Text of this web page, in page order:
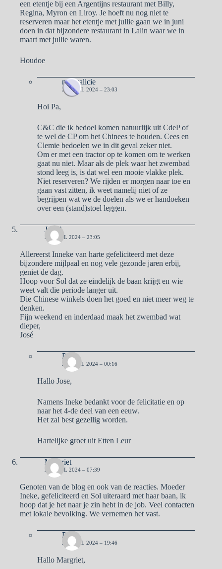
een etentje bij een Argentijns restaurant met Billy,
Regina, Myron en Liroy. Je hoeft nu nog niet te
reserveren maar het etentje met jullie gaan we in juni
doen in dat bijzondere restaurant in Lalin waar we in
maart met jullie waren.
Houdoe
naargalicie
26 APRIL 2024 – 23:03
Hoi Pa,
C&C die ik bedoel komen natuurlijk uit CdeP of
te wel de CP om het Chinees te houden. Cees en
Clemie bedoelen we in dit geval zeker niet.
Om er met een tractor op te komen om te werken
gaat nu niet. Maar als de plek waar het zwembad
stond leeg is, is dat wel een mooie vlakke plek.
Niet reserveren? We rijden er morgen naar toe en
gaan vast zitten, ik weet namelij niet of ze
begrijpen wat we de doelen als we er handoeken
over een (stand)stoel leggen.
José”
26 APRIL 2024 – 23:05
Allereerst Inneke van harte gefeliciteerd met deze
bijzondere mijlpaal en nog vele gezonde jaren erbij,
geniet de dag.
Hoop voor Sol dat ze eindelijk de baan krijgt en wie
weet valt die periode langer uit.
Die Chinese winkels doen het goed en niet meer weg te
denken.
Fijn weekend en inderdaad maak het zwembad wat
dieper,
José
Pa
28 APRIL 2024 – 00:16
Hallo Jose,
Namens Ineke bedankt voor de felicitatie en op
naar het 4-de deel van een eeuw.
Het zal best gezellig worden.
Hartelijke groet uit Etten Leur
Margriet
27 APRIL 2024 – 07:39
Genoten van de blog en ook van de reacties. Moeder
Ineke, gefeliciteerd en Sol uiteraard met haar baan, ik
hoop dat je het naar je zin hebt in de job. Veel contacten
met lokale bevolking. We vernemen het vast.
Pa
27 APRIL 2024 – 19:46
Hallo Margriet,